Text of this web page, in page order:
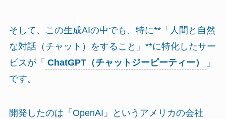
そして、この生成AIの中でも、特に**「人間と自然
な対話（チャット）をすること」**に特化したサー
ビスが「 ChatGPT（チャットジーピーティー）
」
です。
開発したのは「OpenAI」というアメリカの会社